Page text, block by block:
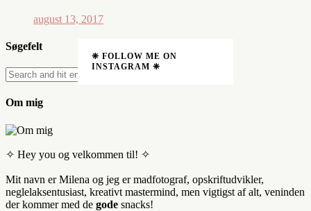
august 13, 2017
Søgefelt
Om mig
✧ Hey you og velkommen til! ✧
Mit navn er Milena og jeg er madfotograf, opskriftudvikler,
neglelaksentusiast, kreativt mastermind, men vigtigst af alt, veninden
der kommer med de gode snacks!
❈ FOLLOW ME ON
INSTAGRAM ❈